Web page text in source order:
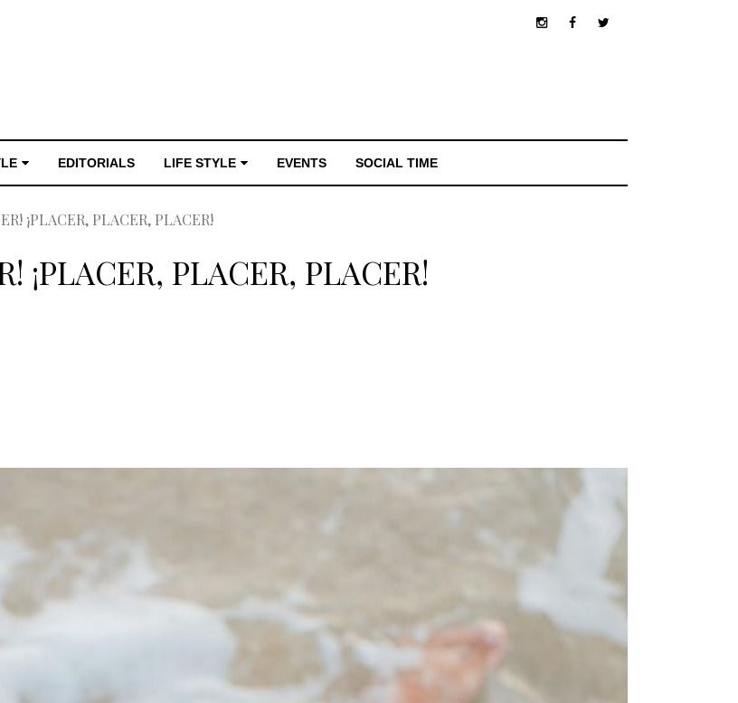
EDITORIALS LIFE STYLE EVENTS SOCIAL TIME
¡PLACER, PLACER, PLACER!
¡PLACER, PLACER, PLACER!